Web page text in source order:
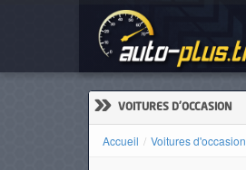
» VOITURES D'OCCASION
Accueil Voitures d'occasion
ACTUALITÉS